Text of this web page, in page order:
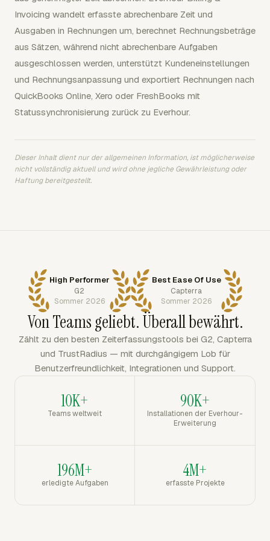
Invoicing wandelt erfasste abrechenbare Zeit und
Ausgaben in Rechnungen um, berechnet Rechnungsbeträge
aus Sätzen, während nicht abrechenbare Aufgaben
ausgeschlossen werden, unterstützt Kundeneinstellungen
und Rechnungsanpassung und exportiert Rechnungen nach
QuickBooks Online, Xero oder FreshBooks mit
Statussynchronisierung zurück zu Everhour.
Dieser Inhalt dient nur der allgemeinen Information, ist möglicherweise
nicht vollständig aktuell und wird ohne jegliche Gewährleistung oder
Haftung bereitgestellt.
High Performer
G2
Sommer 2026
Best Ease Of Use
Capterra
Sommer 2026
Von Teams geliebt. Überall bewährt.
Zählt zu den besten Zeiterfassungstools bei G2, Capterra
und TrustRadius — mit durchgängigem Lob für
Benutzerfreundlichkeit, Integrationen und Support.
10K+
Teams weltweit
90K+
Installationen der Everhour-
Erweiterung
196M+
erledigte Aufgaben
4M+
erfasste Projekte